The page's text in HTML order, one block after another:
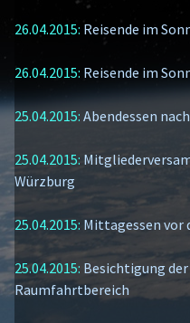
26.04.2015: Reisende im
26.04.2015: Reisende im
25.04.2015: Abendessen
25.04.2015:
Würzburg
25.04.2015: Mittagessen vor
25.04.2015: Besichtigung
Raumfahrtbereich